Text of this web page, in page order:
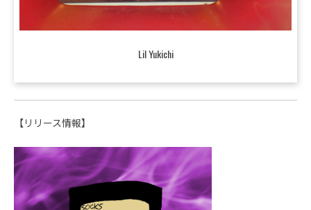
Lil Yukichi
【リリース情報】